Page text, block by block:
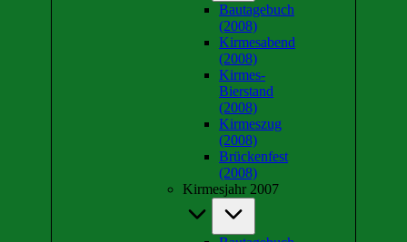
Bautagebuch
(2008)
Kirmesabend
(2008)
Kirmes-
Bierstand
(2008)
Kirmeszug
(2008)
Brückenfest
(2008)
Kirmesjahr 2007